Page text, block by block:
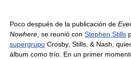
Poco después de la publicación de
Nowhere , se reunió con Stephen Stills
supergrupo Crosby, Stills, & Nash,
álbum como trío. En un primer